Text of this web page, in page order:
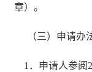
章）。
（三）申请办
1．申请人参阅